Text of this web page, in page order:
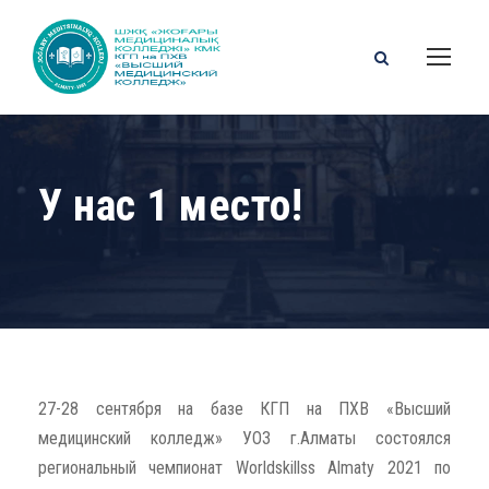
У нас 1 место!
27-28 сентября на базе КГП на ПХВ «Высший
медицинский колледж» УОЗ г.Алматы состоялся
региональный чемпионат Worldskillss Almaty 2021 по